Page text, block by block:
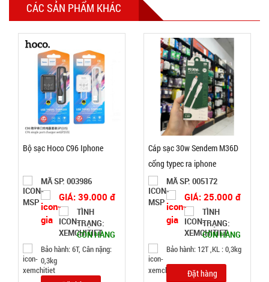
Ổ điện 4 ổ
cắm 2 cổng
usb dây dài
2m Con Voi
( T100, full
004616
38.000 đ
TRẠNG:
CÒN HÀNG
CÁC SẢN PHẨM KHÁC
Bộ sạc Hoco C96 Iphone
MÃ SP: 003986
GIÁ: 39.000 đ
TÌNH
TRẠNG:
CÒN HÀNG
Bảo hành: 6T, Cân nặng:
0,3kg
Cáp sạc 30w Sendem M36D
cổng typec ra iphone
MÃ SP: 005172
GIÁ: 25.000 đ
TÌNH
TRẠNG:
CÒN HÀNG
Bảo hành: 12T ,KL : 0,3kg
Đặt hàng